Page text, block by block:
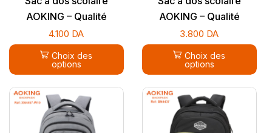
AOKING – Qualité
supérieure
4.100 DA
Choix des
options
AOKING – Qualité
supérieure
3.800 DA
Choix des
options